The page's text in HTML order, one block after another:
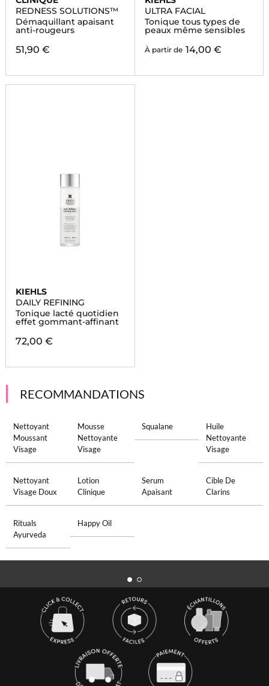
REDNESS SOLUTIONS™
Démaquillant apaisant
anti-rougeurs
51,90 €
ULTRA FACIAL
Tonique tous types de
peaux même sensibles
À partir de 14,00 €
KIEHLS
DAILY REFINING
Tonique lacté quotidien
effet gommant-affinant
72,00 €
RECOMMANDATIONS
Nettoyant
Moussant
Visage
Mousse
Nettoyante
Visage
Squalane
Huile
Nettoyante
Visage
Nettoyant
Visage Doux
Lotion
Clinique
Serum
Apaisant
Cible De
Clarins
Rituals
Ayurveda
Happy Oil